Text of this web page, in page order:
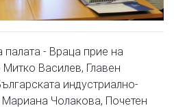
- Враца прие на
Василев, Главен
индустриално-
Чолакова, Почетен